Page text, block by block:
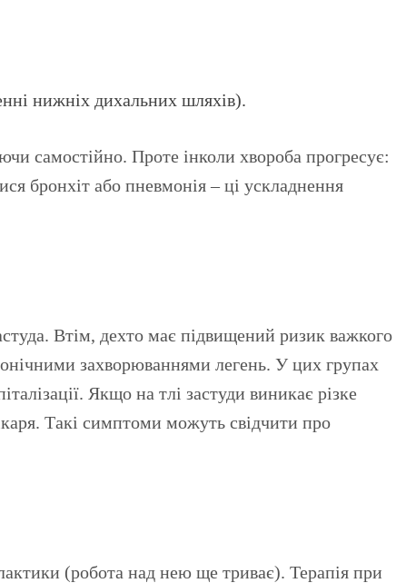
нижніх дихальних шляхів).
самостійно. Проте інколи хвороба прогресує:
бронхіт або пневмонія – ці ускладнення
Втім, дехто має підвищений ризик важкого
захворюваннями легень. У цих групах
Якщо на тлі застуди виникає різке
Такі симптоми можуть свідчити про
(робота над нею ще триває). Терапія при